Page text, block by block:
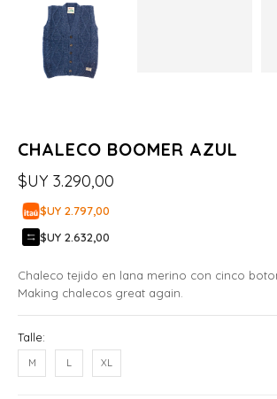
CHALECO BOOMER AZUL
$UY 3.290,00
$UY 2.797,00
$UY 2.632,00
Chaleco tejido en lana merino con cinco
Making chalecos great again.
Talle:
M L XL